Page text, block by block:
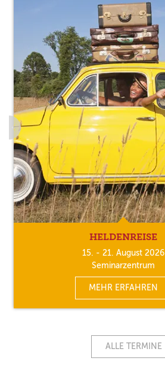
HELDENREISE
15. - 21. August 2026
Seminarzentrum
MEHR ERFAHREN
ALLE TERMINE